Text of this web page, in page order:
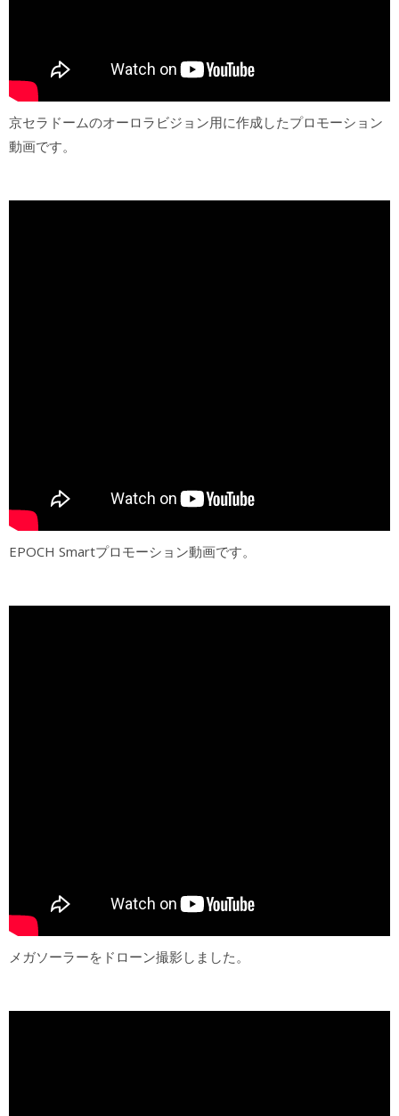
京セラドームのオーロラビジョン用に作成したプロモーション
動画です。
EPOCH Smartプロモーション動画です。
メガソーラーをドローン撮影しました。